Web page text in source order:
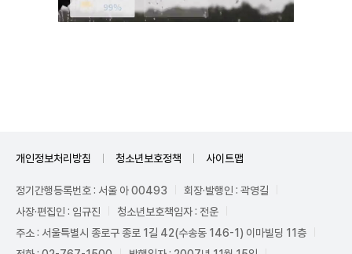
개인정보처리방침 청소년보호정책 사이트맵
정기간행등록번호 : 서울 아 00493
회장·발행인 : 곽영길
사장·편집인 : 임규진
청소년보호책임자 : 전운
주소 : 서울특별시 종로구 종로 1길 42(수송동 146-1) 이마빌딩 11층